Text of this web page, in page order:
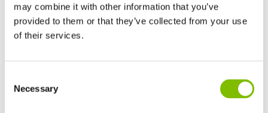
may combine it with other information that you’ve
provided to them or that they’ve collected from your use
of their services.
Selection
Necessary
BEKIJK PRODUCTEN
HR17E | 17,2m
Verenigde Staten